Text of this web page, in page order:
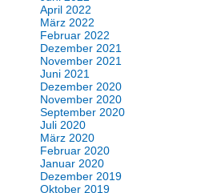
April 2022
März 2022
Februar 2022
Dezember 2021
November 2021
Juni 2021
Dezember 2020
November 2020
September 2020
Juli 2020
März 2020
Februar 2020
Januar 2020
Dezember 2019
Oktober 2019